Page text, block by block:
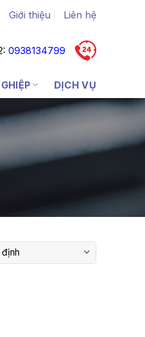
Giới thiệu Liên hệ
0938134799
DỊCH VỤ